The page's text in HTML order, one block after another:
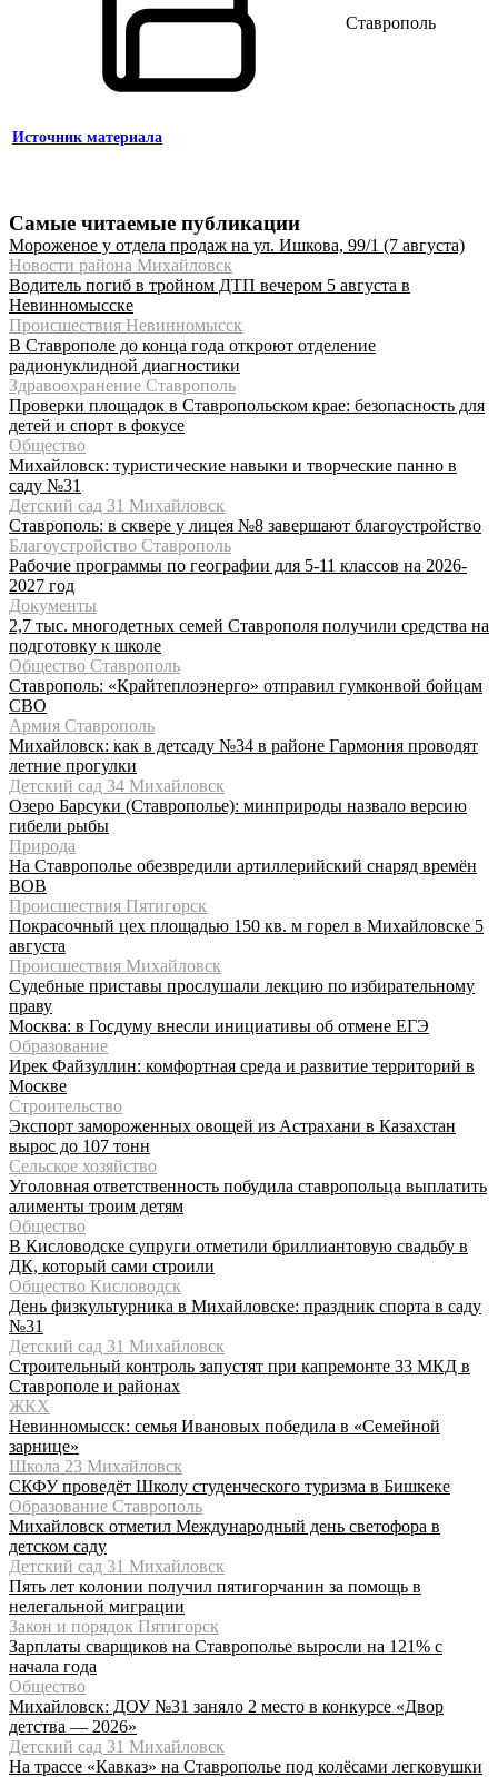
Ставрополь
Источник материала
Самые читаемые публикации
Мороженое у отдела продаж на ул. Ишкова, 99/1 (7 августа)
Новости района Михайловск
Водитель погиб в тройном ДТП вечером 5 августа в
Невинномысске
Происшествия Невинномысск
В Ставрополе до конца года откроют отделение
радионуклидной диагностики
Здравоохранение Ставрополь
Проверки площадок в Ставропольском крае: безопасность для
детей и спорт в фокусе
Общество
Михайловск: туристические навыки и творческие панно в
саду №31
Детский сад 31 Михайловск
Ставрополь: в сквере у лицея №8 завершают благоустройство
Благоустройство Ставрополь
Рабочие программы по географии для 5-11 классов на 2026-
2027 год
Документы
2,7 тыс. многодетных семей Ставрополя получили средства на
подготовку к школе
Общество Ставрополь
Ставрополь: «Крайтеплоэнерго» отправил гумконвой бойцам
СВО
Армия Ставрополь
Михайловск: как в детсаду №34 в районе Гармония проводят
летние прогулки
Детский сад 34 Михайловск
Озеро Барсуки (Ставрополье): минприроды назвало версию
гибели рыбы
Природа
На Ставрополье обезвредили артиллерийский снаряд времён
ВОВ
Происшествия Пятигорск
Покрасочный цех площадью 150 кв. м горел в Михайловске 5
августа
Происшествия Михайловск
Судебные приставы прослушали лекцию по избирательному
праву
Москва: в Госдуму внесли инициативы об отмене ЕГЭ
Образование
Ирек Файзуллин: комфортная среда и развитие территорий в
Москве
Строительство
Экспорт замороженных овощей из Астрахани в Казахстан
вырос до 107 тонн
Сельское хозяйство
Уголовная ответственность побудила ставропольца выплатить
алименты троим детям
Общество
В Кисловодске супруги отметили бриллиантовую свадьбу в
ДК, который сами строили
Общество Кисловодск
День физкультурника в Михайловске: праздник спорта в саду
№31
Детский сад 31 Михайловск
Строительный контроль запустят при капремонте 33 МКД в
Ставрополе и районах
ЖКХ
Невинномысск: семья Ивановых победила в «Семейной
зарнице»
Школа 23 Михайловск
СКФУ проведёт Школу студенческого туризма в Бишкеке
Образование Ставрополь
Михайловск отметил Международный день светофора в
детском саду
Детский сад 31 Михайловск
Пять лет колонии получил пятигорчанин за помощь в
нелегальной миграции
Закон и порядок Пятигорск
Зарплаты сварщиков на Ставрополье выросли на 121% с
начала года
Общество
Михайловск: ДОУ №31 заняло 2 место в конкурсе «Двор
детства — 2026»
Детский сад 31 Михайловск
На трассе «Кавказ» на Ставрополье под колёсами легковушки